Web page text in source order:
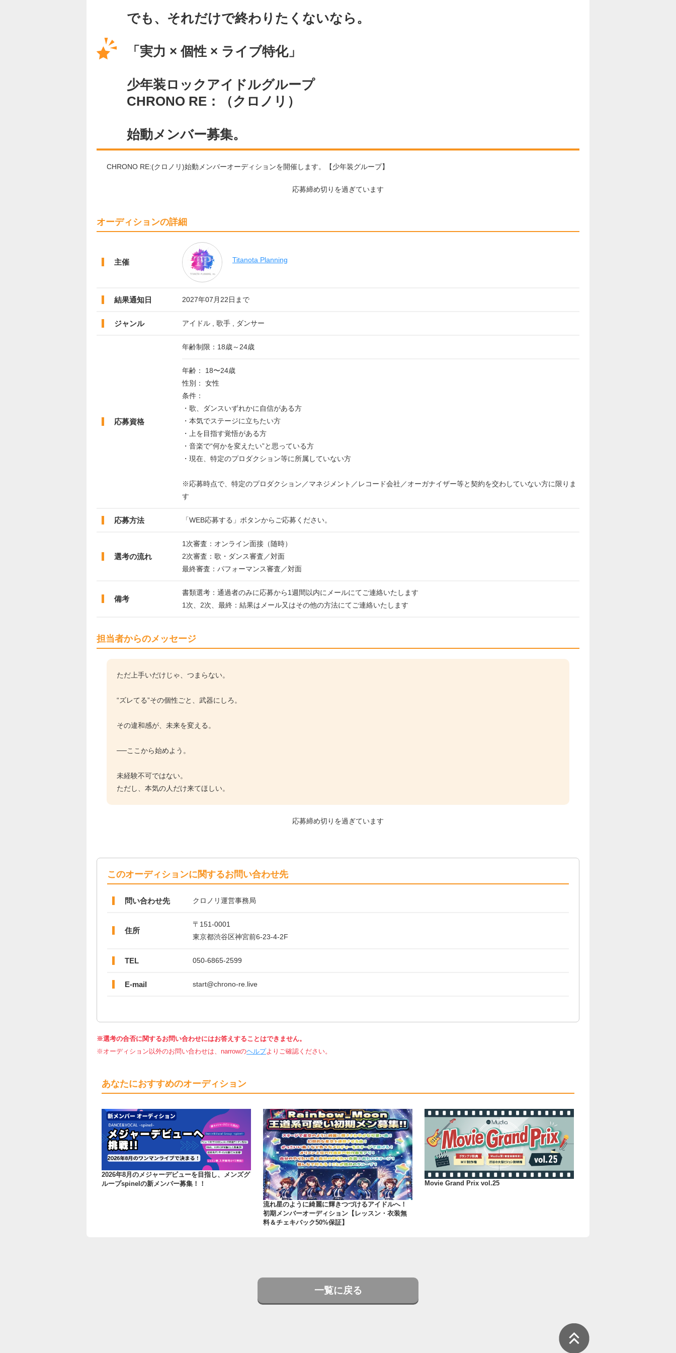
でも、それだけで終わりたくないなら。
「実力 × 個性 × ライブ特化」
少年装ロックアイドルグループ
CHRONO RE：（クロノリ）
始動メンバー募集。
CHRONO RE:(クロノリ)始動メンバーオーディションを開催します。【少年装グループ】
応募締め切りを過ぎています
オーディションの詳細
主催 Titanota Planning
結果通知日 2027年07月22日まで
ジャンル アイドル , 歌手 , ダンサー
応募資格
年齢制限：18歳～24歳
年齢： 18〜24歳
性別： 女性
条件：
・歌、ダンスいずれかに自信がある方
・本気でステージに立ちたい方
・上を目指す覚悟がある方
・音楽で“何かを変えたい”と思っている方
・現在、特定のプロダクション等に所属していない方
※応募時点で、特定のプロダクション／マネジメント／レコード会社／オーガナイザー等と契約を交わしていない方に限りま
す
応募方法 「WEB応募する」ボタンからご応募ください。
選考の流れ
1次審査：オンライン面接（随時）
2次審査：歌・ダンス審査／対面
最終審査：パフォーマンス審査／対面
備考
書類選考：通過者のみに応募から1週間以内にメールにてご連絡いたします
1次、2次、最終：結果はメール又はその他の方法にてご連絡いたします
担当者からのメッセージ
ただ上手いだけじゃ、つまらない。
“ズレてる”その個性ごと、武器にしろ。
その違和感が、未来を変える。
──ここから始めよう。
未経験不可ではない。
ただし、本気の人だけ来てほしい。
応募締め切りを過ぎています
このオーディションに関するお問い合わせ先
問い合わせ先 クロノリ運営事務局
住所
〒151-0001
東京都渋谷区神宮前6-23-4-2F
TEL 050-6865-2599
E-mail start@chrono-re.live
※選考の合否に関するお問い合わせにはお答えすることはできません。
※オーディション以外のお問い合わせは、narrowのヘルプよりご確認ください。
あなたにおすすめのオーディション
2026年8月のメジャーデビューを目指し、メンズグ
ループspinelの新メンバー募集！！
流れ星のように綺麗に輝きつづけるアイドルへ！
初期メンバーオーディション【レッスン・衣装無
料＆チェキバック50%保証】
Movie Grand Prix vol.25
一覧に戻る